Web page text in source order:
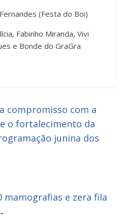
(Festa do Boi)
Fabinho Miranda, Vivi
e Bonde do GraGra
compromisso com a
o fortalecimento da
junina dos
mamografias e zera fila